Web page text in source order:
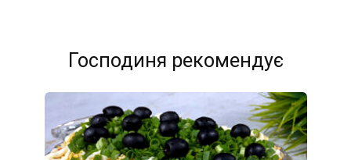
Господиня рекомендує